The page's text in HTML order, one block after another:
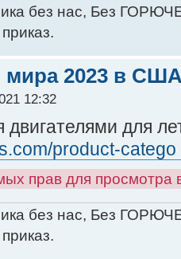
без нас, Без
мира 2023 в
12:32
для
product-
прав для
без нас, Без